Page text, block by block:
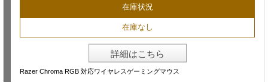
在庫状況
在庫なし
詳細はこちら
Razer Chroma RGB 対応ワイヤレスゲーミングマウス